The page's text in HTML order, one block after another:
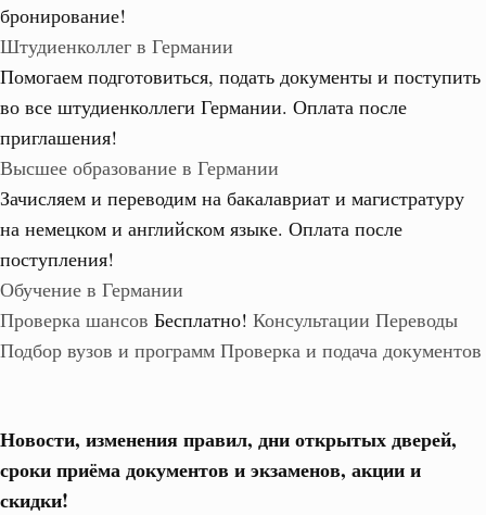
бронирование!
Штудиенколлег в Германии
Помогаем подготовиться, подать документы и поступить
во все штудиенколлеги Германии. Оплата после
приглашения!
Высшее образование в Германии
Зачисляем и переводим на бакалавриат и магистратуру
на немецком и английском языке. Оплата после
поступления!
Обучение в Германии
Проверка шансов Бесплатно! Консультации Переводы
Подбор вузов и программ Проверка и подача документов
Новости, изменения правил, дни открытых дверей,
сроки приёма документов и экзаменов, акции и
скидки!